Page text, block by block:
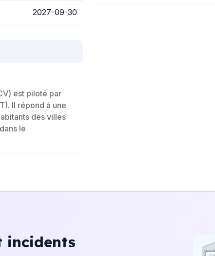
2027-09-30
est piloté par
Il répond à une
des villes
le
incidents